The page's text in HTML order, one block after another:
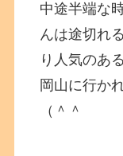
中途半端な
んは途切れ
り人気のあ
岡山に行か
（＾＾